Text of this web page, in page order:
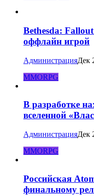
Bethesda:
оффлайн игрой
АдминистрацияДек
MMORPG
В разработке
вселенной
АдминистрацияДек
MMORPG
Российская
финальному